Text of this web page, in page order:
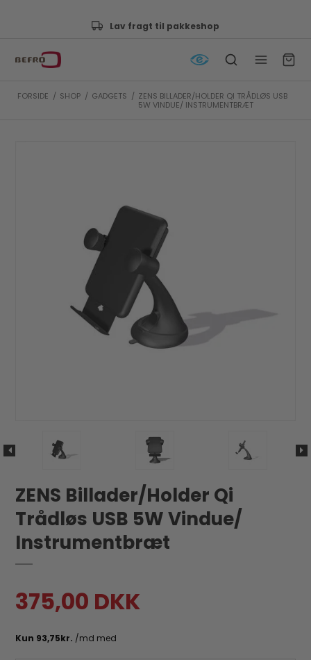
Godkendt af e-mærket
FORSIDE / SHOP / GADGETS / ZENS BILLADER/HOLDER QI TRÅDLØS USB
5W VINDUE/ INSTRUMENTBRÆT
ZENS Billader/Holder Qi
Trådløs USB 5W Vindue/
Instrumentbræt
375,00 DKK